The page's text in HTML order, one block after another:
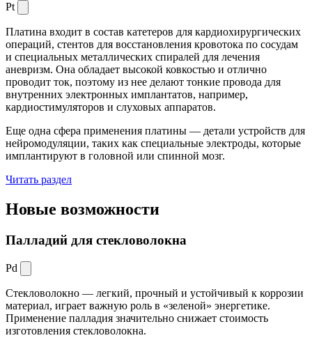
Pt
Платина входит в состав катетеров для кардиохирургических
операций, стентов для восстановления кровотока по сосудам
и специальных металлических спиралей для лечения
аневризм. Она обладает высокой ковкостью и отлично
проводит ток, поэтому из нее делают тонкие провода для
внутренних электронных имплантатов, например,
кардиостимуляторов и слуховых аппаратов.
Еще одна сфера применения платины — детали устройств для
нейромодуляции, таких как специальные электроды, которые
имплантируют в головной или спинной мозг.
Читать раздел
Новые возможности
Палладий для стекловолокна
Pd
Стекловолокно — легкий, прочный и устойчивый к коррозии
материал, играет важную роль в «зеленой» энергетике.
Применение палладия значительно снижает стоимость
изготовления стекловолокна.